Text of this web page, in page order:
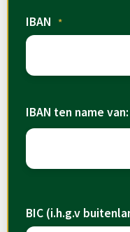
IBAN *
IBAN ten name van:
BIC (i.h.g.v